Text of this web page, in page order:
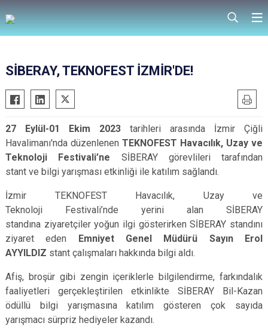
SİBERAY, TEKNOFEST İZMİR'DE!
27 Eylül-01 Ekim 2023 tarihleri arasında İzmir Çiğli
Havalimanı'nda düzenlenen TEKNOFEST Havacılık, Uzay ve
Teknoloji Festivali’ne SİBERAY görevlileri tarafından
stant ve bilgi yarışması etkinliği ile katılım sağlandı.
İzmir TEKNOFEST Havacılık, Uzay ve
Teknoloji Festivali’nde yerini alan SİBERAY
standına ziyaretçiler yoğun ilgi gösterirken SİBERAY standını
ziyaret eden Emniyet Genel Müdürü Sayın Erol
AYYILDIZ stant çalışmaları hakkında bilgi aldı.
Afiş, broşür gibi zengin içeriklerle bilgilendirme, farkındalık
faaliyetleri gerçekleştirilen etkinlikte SİBERAY Bil-Kazan
ödüllü bilgi yarışmasına katılım gösteren çok sayıda
yarışmacı sürpriz hediyeler kazandı.